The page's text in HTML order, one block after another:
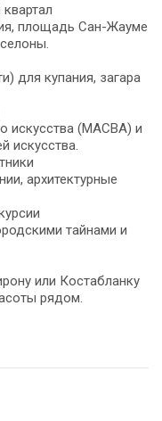
площадь Сан-Жауме
для купания, загара
искусства (MACBA) и
архитектурные
тайнами и
или Костабланку
рядом.